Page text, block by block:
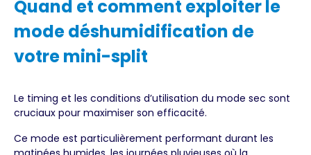
Quand et comment exploiter le
mode déshumidification de
votre mini-split
Le timing et les conditions d’utilisation du mode sec sont
cruciaux pour maximiser son efficacité.
Ce mode est particulièrement performant durant les